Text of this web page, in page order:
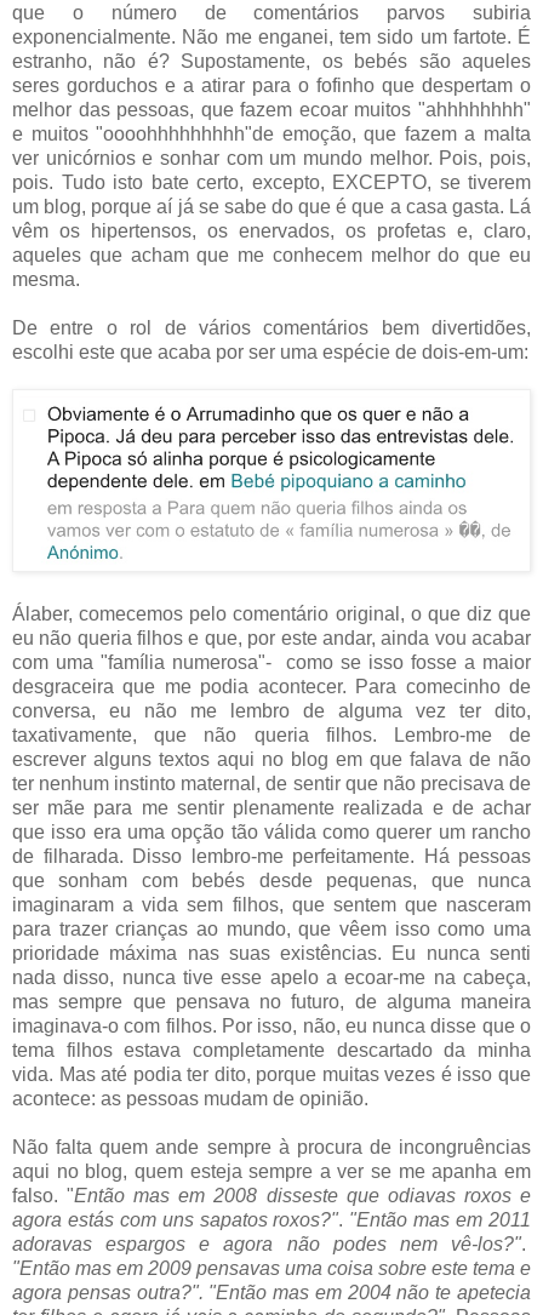
que o número de comentários parvos subiria
exponencialmente. Não me enganei, tem sido um fartote. É
estranho, não é? Supostamente, os bebés são aqueles
seres gorduchos e a atirar para o fofinho que despertam o
melhor das pessoas, que fazem ecoar muitos "ahhhhhhhh"
e muitos "oooohhhhhhhhh"de emoção, que fazem a malta
ver unicórnios e sonhar com um mundo melhor. Pois, pois,
pois. Tudo isto bate certo, excepto, EXCEPTO, se tiverem
um blog, porque aí já se sabe do que é que a casa gasta. Lá
vêm os hipertensos, os enervados, os profetas e, claro,
aqueles que acham que me conhecem melhor do que eu
mesma.
De entre o rol de vários comentários bem divertidões,
escolhi este que acaba por ser uma espécie de dois-em-um:
Álaber, comecemos pelo comentário original, o que diz que
eu não queria filhos e que, por este andar, ainda vou acabar
com uma "família numerosa"- como se isso fosse a maior
desgraceira que me podia acontecer. Para comecinho de
conversa, eu não me lembro de alguma vez ter dito,
taxativamente, que não queria filhos. Lembro-me de
escrever alguns textos aqui no blog em que falava de não
ter nenhum instinto maternal, de sentir que não precisava de
ser mãe para me sentir plenamente realizada e de achar
que isso era uma opção tão válida como querer um rancho
de filharada. Disso lembro-me perfeitamente. Há pessoas
que sonham com bebés desde pequenas, que nunca
imaginaram a vida sem filhos, que sentem que nasceram
para trazer crianças ao mundo, que vêem isso como uma
prioridade máxima nas suas existências. Eu nunca senti
nada disso, nunca tive esse apelo a ecoar-me na cabeça,
mas sempre que pensava no futuro, de alguma maneira
imaginava-o com filhos. Por isso, não, eu nunca disse que o
tema filhos estava completamente descartado da minha
vida. Mas até podia ter dito, porque muitas vezes é isso que
acontece: as pessoas mudam de opinião.
Não falta quem ande sempre à procura de incongruências
aqui no blog, quem esteja sempre a ver se me apanha em
falso. "Então mas em 2008 disseste que odiavas roxos e
agora estás com uns sapatos roxos?". "Então mas em 2011
adoravas espargos e agora não podes nem vê-los?".
"Então mas em 2009 pensavas uma coisa sobre este tema e
agora pensas outra?". "Então mas em 2004 não te apetecia